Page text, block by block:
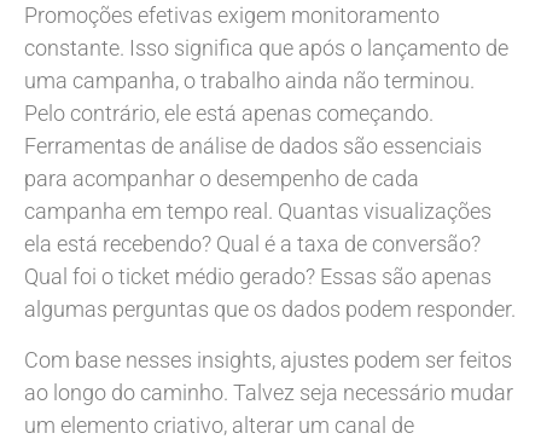
Promoções efetivas exigem monitoramento
constante. Isso significa que após o lançamento de
uma campanha, o trabalho ainda não terminou.
Pelo contrário, ele está apenas começando.
Ferramentas de análise de dados são essenciais
para acompanhar o desempenho de cada
campanha em tempo real. Quantas visualizações
ela está recebendo? Qual é a taxa de conversão?
Qual foi o ticket médio gerado? Essas são apenas
algumas perguntas que os dados podem responder.
Com base nesses insights, ajustes podem ser feitos
ao longo do caminho. Talvez seja necessário mudar
um elemento criativo, alterar um canal de